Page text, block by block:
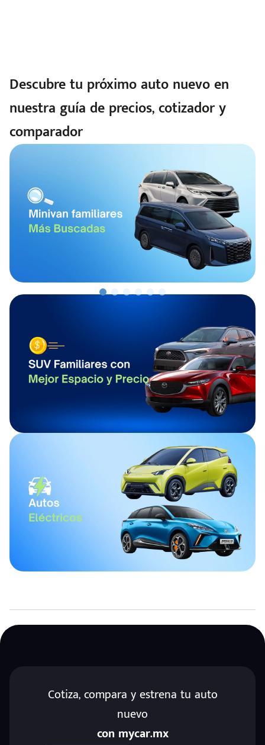
Descubre tu próximo auto nuevo en
nuestra guía de precios, cotizador y
comparador
Cotiza, compara y estrena tu auto
nuevo
con mycar.mx